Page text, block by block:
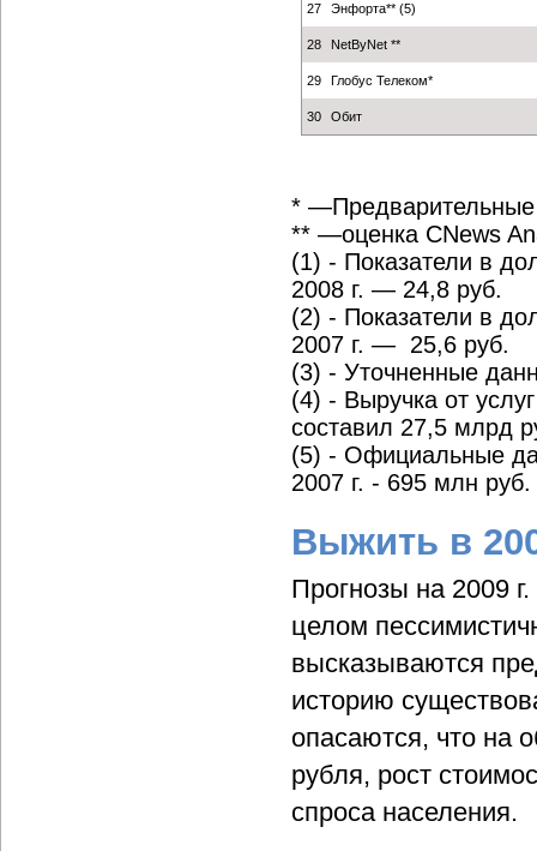
27 Энфорта** (5)
28 NetByNet **
29 Глобус Телеком*
30 Обит
*
** —оценка CNews
(1) - Показатели в
2008 г. — 24,8 руб.
(2) - Показатели в
2007 г. — 25,6 руб.
(3) - Уточненные
(4) - Выручка от
составил 27,5 млрд
(5) - Официальные
2007 г. - 695 млн руб.
Выжить в
Прогнозы на 2009
целом
высказываются
историю
опасаются, что на
рубля, рост
спроса населения.